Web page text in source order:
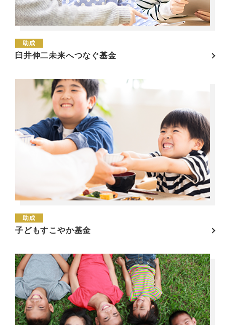
助成
臼井伸二未来へつなぐ基金
助成
子どもすこやか基金